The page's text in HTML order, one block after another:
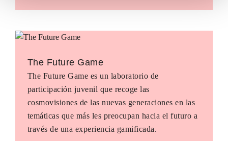
The Future Game
The Future Game es un laboratorio de
participación juvenil que recoge las
cosmovisiones de las nuevas generaciones en las
temáticas que más les preocupan hacia el futuro a
través de una experiencia gamificada.